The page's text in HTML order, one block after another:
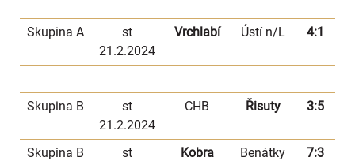
Skupina A
st
21.2.2024
Vrchlabí Ústí n/L 4:1
Skupina B
st
21.2.2024
CHB Řisuty 3:5
Skupina B
st
Kobra
Benátky
7:3